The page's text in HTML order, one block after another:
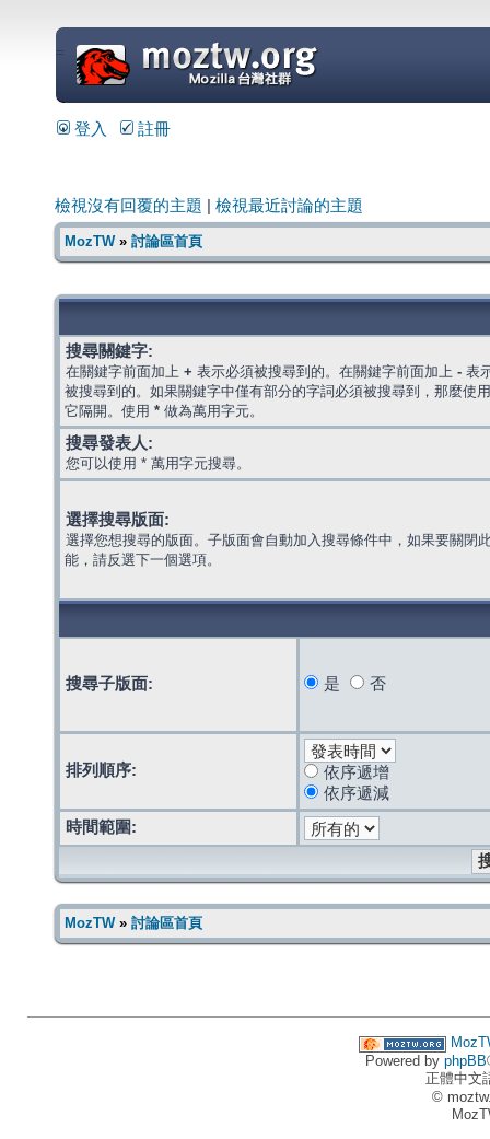
=
登入 註冊
檢視沒有回覆的主題 檢視最近討論的主題
MozTW» 討論區首頁
搜尋關鍵字:
在關鍵字前面加上 + 表示必須被搜尋到的。在關鍵字前面加上 - 表
被搜尋到的。如果關鍵字中僅有部分的字詞必須被搜尋到，那麼使
它隔開。使用 * 做為萬用字元。
搜尋發表人:
您可以使用 * 萬用字元搜尋。
選擇搜尋版面:
選擇您想搜尋的版面。子版面會自動加入搜尋條件中，如果要關閉
能，請反選下一個選項。
搜尋子版面: 是 否
排列順序:
依序遞增
依序遞減
時間範圍:
MozTW» 討論區首頁
Powered by phpBB
正體中文
©